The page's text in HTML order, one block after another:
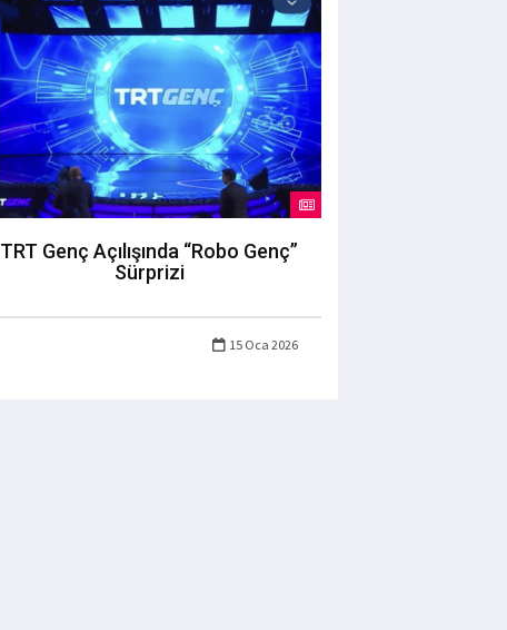
TRT Genç Açılışında “Robo Genç”
Sürprizi
15 Oca 2026